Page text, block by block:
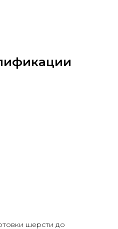
шерсти до